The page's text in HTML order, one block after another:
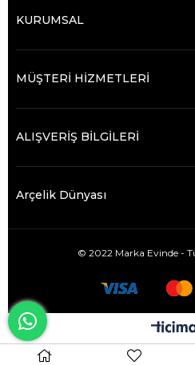
KURUMSAL
MÜŞTERİ HİZMETLERİ
ALIŞVERİŞ BİLGİLERİ
Arçelik Dünyası
© 2022 Marka Evinde -